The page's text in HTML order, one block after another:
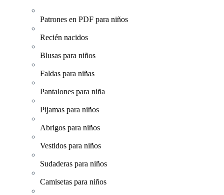
Patrones en PDF para niños
Recién nacidos
Blusas para niños
Faldas para niñas
Pantalones para niña
Pijamas para niños
Abrigos para niños
Vestidos para niños
Sudaderas para niños
Camisetas para niños